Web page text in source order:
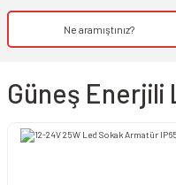
Güneş Enerjili